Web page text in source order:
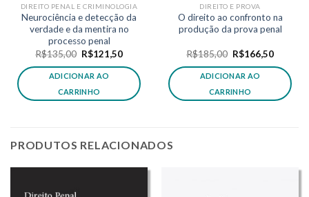
DIREITO PENAL E CRIMINOLOGIA
Neurociência e detecção da
verdade e da mentira no
processo penal
R$135,00 O
original
era:
R$135,00.
R$121,50O
atual
R$121,50.
ADICIONAR AO
CARRINHO
DIREITO E PROVA
O direito ao confronto na
produção da prova penal
R$185,00 O
original
era:
R$185,00.
R$166,50O
atual
ADICIONAR AO
CARRINHO
PRODUTOS RELACIONADOS